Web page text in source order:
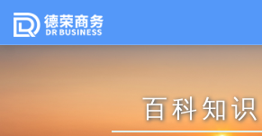
百科知识